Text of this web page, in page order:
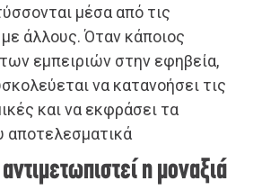
μέσα από τις
άλλους. Όταν κάποιος
εμπειριών στην εφηβεία,
να κατανοήσει τις
και να εκφράσει τα
αποτελεσματικά
η μοναξιά